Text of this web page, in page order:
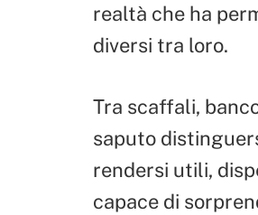
realtà che ha
diversi tra loro.
Tra scaffali,
saputo
rendersi utili,
capace di